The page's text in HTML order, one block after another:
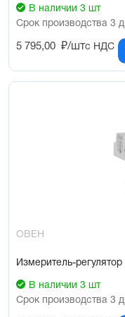
В наличии 3 шт
Срок производства 3
5 795,00 ₽/штс НДС
ОВЕН
Измеритель-
В наличии 3 шт
Срок производства 3